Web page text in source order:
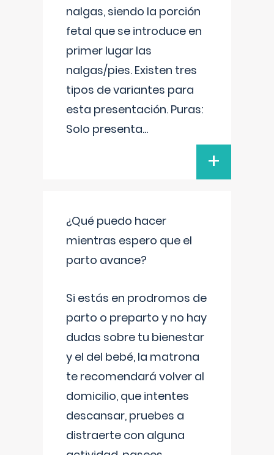
nalgas, siendo la porción
fetal que se introduce en
primer lugar las
nalgas/pies. Existen tres
tipos de variantes para
esta presentación. Puras:
Solo presenta...
+
¿Qué puedo hacer
mientras espero que el
parto avance?
Si estás en prodromos de
parto o preparto y no hay
dudas sobre tu bienestar
y el del bebé, la matrona
te recomendará volver al
domicilio, que intentes
descansar, pruebes a
distraerte con alguna